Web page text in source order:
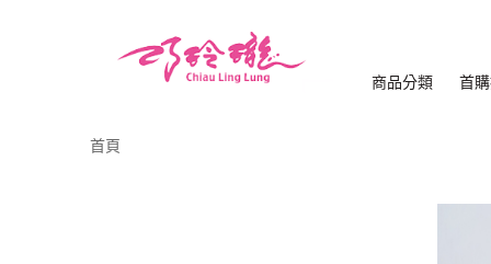
商品分類 首
首頁